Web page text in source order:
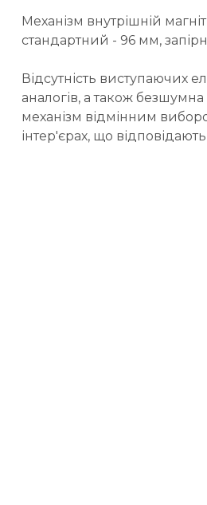
Механізм внутрішній
стандартний - 96 мм,
Відсутність виступаючих
аналогів, а також
механізм відмінним
інтер'єрах, що